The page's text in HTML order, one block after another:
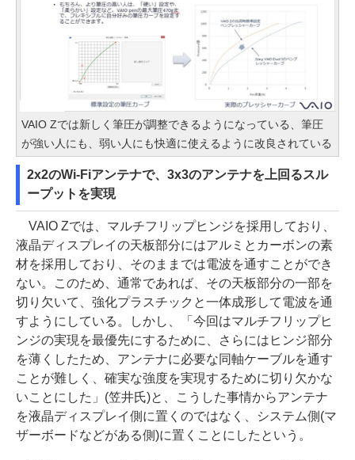
VAIO Zでは新しく筆圧が調整できるようになっている、筆圧
が強い人にも、弱い人にも快適に使えるように改良されている
2x2のWi-Fiアンテナで、3x3のアンテナを上回るスル
ープットを実現
VAIO Zでは、マルチフリップヒンジを採用しており、
液晶ディスプレイの天板部分にはアルミとカーボンの素
材を採用しており、そのままでは電波を通すことができ
ない。このため、通常であれば、その天板部分の一部を
切り欠いて、強化プラスチックと一体成形して電波を通
すようにしている。しかし、「今回はマルチフリップヒ
ンジの実現を最優先にするために、さらにはヒンジ部分
を薄くしたため、アンテナに必要な同軸ケーブルを通す
ことが難しく、確実な強度を実現するために切り欠かな
いことにした」(笠井氏)と、こうした事情からアンテナ
を液晶ディスプレイ側に置くのではなく、システム側(マ
ザーボードなどがある側)に置くことにしたという。